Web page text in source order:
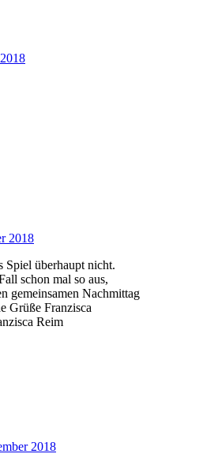
2018
Spiel überhaupt nicht.
schon mal so aus,
gemeinsamen Nachmittag
Grüße Franzisca
Reim
2018